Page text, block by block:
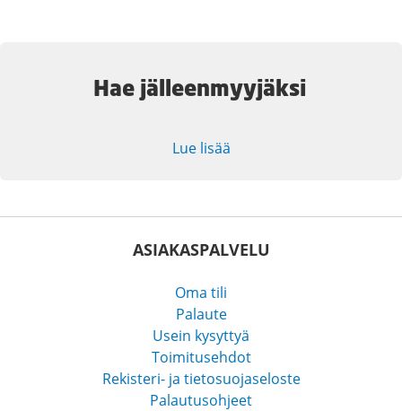
Hae jälleenmyyjäksi
Lue lisää
ASIAKASPALVELU
Oma tili
Palaute
Usein kysyttyä
Toimitusehdot
Rekisteri- ja tietosuojaseloste
Palautusohjeet